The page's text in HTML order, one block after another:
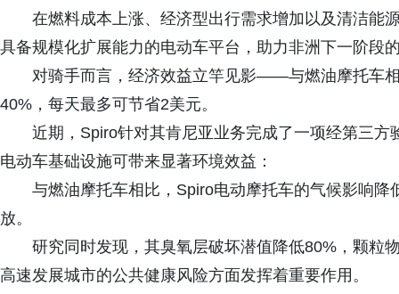
在燃料成本上涨、经济型出行需求增加以及清洁能
具备规模化扩展能力的电动车平台，助力非洲下一阶段
对骑手而言，经济效益立竿见影——与燃油摩托车
40%，每天最多可节省2美元。
近期，Spiro针对其肯尼亚业务完成了一项经第三
电动车基础设施可带来显著环境效益：
与燃油摩托车相比，Spiro电动摩托车的气候影响
放。
研究同时发现，其臭氧层破坏潜值降低80%，颗粒
高速发展城市的公共健康风险方面发挥着重要作用。